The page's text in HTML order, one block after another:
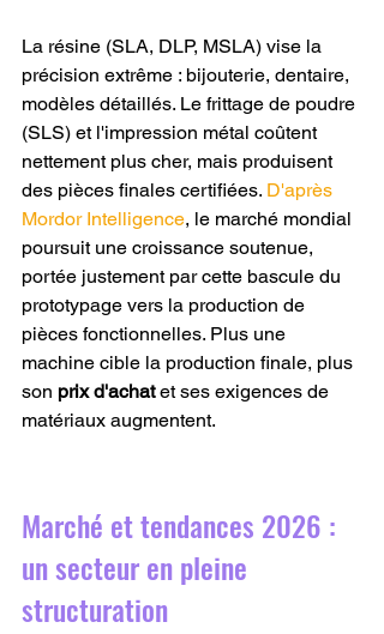
La résine (SLA, DLP, MSLA) vise la
précision extrême : bijouterie, dentaire,
modèles détaillés. Le frittage de poudre
(SLS) et l'impression métal coûtent
nettement plus cher, mais produisent
des pièces finales certifiées. D'après
Mordor Intelligence, le marché mondial
poursuit une croissance soutenue,
portée justement par cette bascule du
prototypage vers la production de
pièces fonctionnelles. Plus une
machine cible la production finale, plus
son prix d'achat et ses exigences de
matériaux augmentent.
Marché et tendances 2026 :
un secteur en pleine
structuration